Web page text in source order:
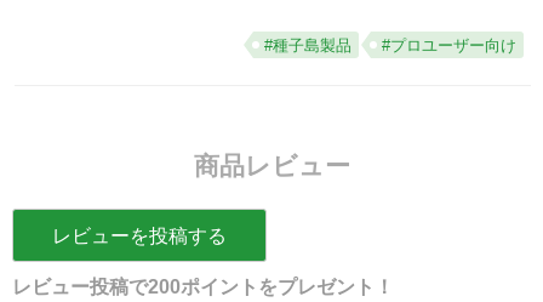
#種子島製品 #プロユーザー向け
商品レビュー
レビューを投稿する
レビュー投稿で200ポイントをプレゼント！